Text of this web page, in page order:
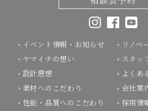
イベント情報・お知らせ
ヤマイチの想い
設計思想
素材へのこだわり
性能・品質へのこだわり
リノベ
スタッ
よくあ
会社案
採用情